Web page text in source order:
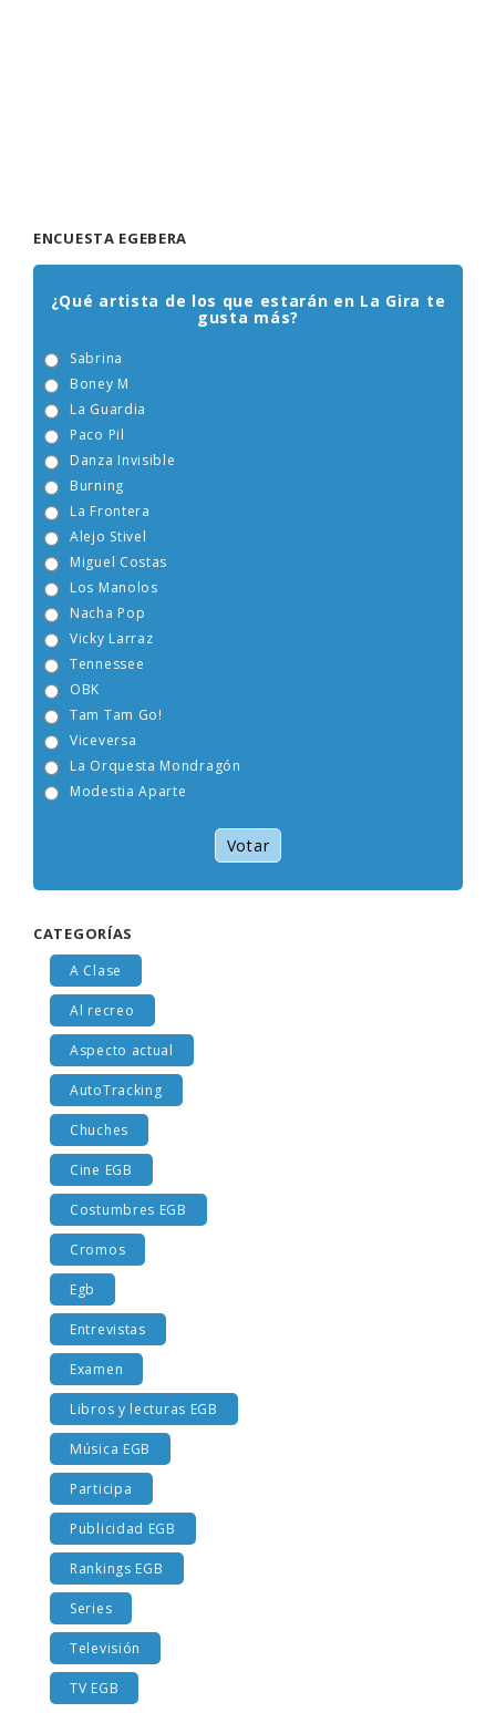
¿Qué artista de los que estarán en La Gira te
gusta más?
Boney M
Burning
Alejo Stivel
Miguel Costas
Nacha Pop
Vicky Larraz
La Orquesta Mondragón
Modestia Aparte
Votar
A Clase
Al recreo
Aspecto actual
AutoTracking
Chuches
Cine EGB
Costumbres EGB
Cromos
Egb
Entrevistas
Examen
Libros y lecturas EGB
Música EGB
Participa
Publicidad EGB
Rankings EGB
Series
Televisión
TV EGB